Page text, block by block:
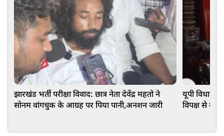
झारखंड भर्ती परीक्षा विवाद: छात्र नेता देवेंद्र महतो ने
सोनम वांगचुक के आग्रह पर पिया पानी,अनशन जारी
यूपी
विपक्ष से